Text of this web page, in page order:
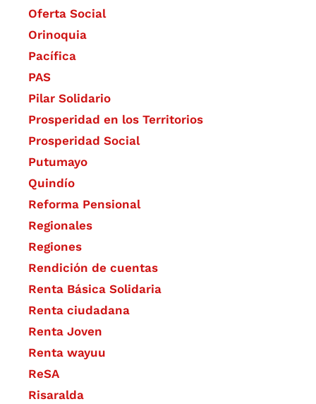
Oferta Social​​
Orinoquia
Pacífica
PAS
Pilar Solidario
Prosperidad en los Territorios
Prosperidad Social
Putumayo
Quindío
Reforma Pensional
Regionales
Regiones
Rendición de cuentas
Renta Básica Solidaria
Renta ciudadana
Renta Joven
Renta wayuu
ReSA
Risaralda